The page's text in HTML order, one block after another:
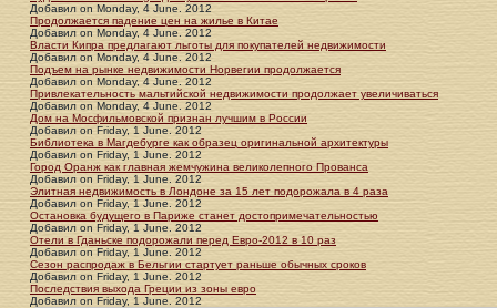
Добавил on Monday, 4 June. 2012
Продолжается падение цен на жилье в Китае
Добавил on Monday, 4 June. 2012
Власти Кипра предлагают льготы для покупателей недвижимости
Добавил on Monday, 4 June. 2012
Подъем на рынке недвижимости Норвегии продолжается
Добавил on Monday, 4 June. 2012
Привлекательность мальтийской недвижимости продолжает увеличиваться
Добавил on Monday, 4 June. 2012
Дом на Мосфильмовской признан лучшим в России
Добавил on Friday, 1 June. 2012
Библиотека в Магдебурге как образец оригинальной архитектуры
Добавил on Friday, 1 June. 2012
Город Оранж как главная жемчужина великолепного Прованса
Добавил on Friday, 1 June. 2012
Элитная недвижимость в Лондоне за 15 лет подорожала в 4 раза
Добавил on Friday, 1 June. 2012
Остановка будущего в Париже станет достопримечательностью
Добавил on Friday, 1 June. 2012
Отели в Гданьске подорожали перед Евро-2012 в 10 раз
Добавил on Friday, 1 June. 2012
Сезон распродаж в Бельгии стартует раньше обычных сроков
Добавил on Friday, 1 June. 2012
Последствия выхода Греции из зоны евро
Добавил on Friday, 1 June. 2012